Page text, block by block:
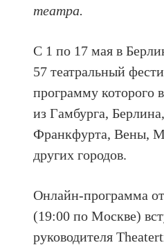
театра.
С 1 по 17 мая в
57 театральный
программу которого
из Гамбурга,
Франкфурта, Вены,
других городов.
Онлайн-программа
(19:00 по Москве)
руководителя